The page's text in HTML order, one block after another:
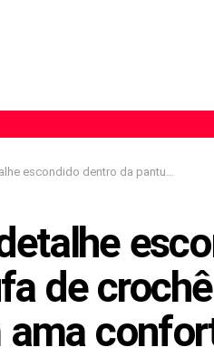
dentro da pantufa de crochê está conquistando quem ama conforto
de
ama